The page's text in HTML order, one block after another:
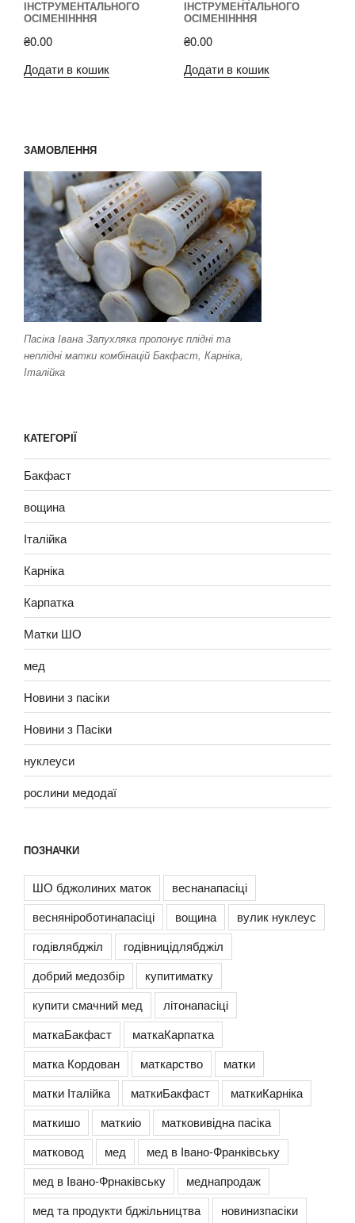
ІНСТРУМЕНТАЛЬНОГО
ОСІМЕНІНННЯ
₴0.00
Додати в кошик
ІНСТРУМЕНТАЛЬНОГО
ОСІМЕНІНННЯ
₴0.00
Додати в кошик
ЗАМОВЛЕННЯ
Пасіка Івана Запухляка пропонує плідні та
неплідні матки комбінацій Бакфаст, Карніка,
Італійка
КАТЕГОРІЇ
Бакфаст
вощина
Італійка
Карніка
Карпатка
Матки ШО
мед
Новини з пасіки
Новини з Пасіки
нуклеуси
рослини медодаї
ПОЗНАЧКИ
ШО бджолиних маток
веснанапасіці
весняніроботинапасіці
вощина
вулик нуклеус
годівлябджіл
годівницідлябджіл
добрий медозбір
купитиматку
купити смачний мед
літонапасіці
маткаБакфаст
маткаКарпатка
матка Кордован
маткарство
матки
матки Італійка
маткиБакфаст
маткиКарніка
маткишо
маткиіо
матковивідна пасіка
матковод
мед
мед в Івано-Франківську
мед в Івано-Фрнаківську
меднапродаж
мед та продукти бджільництва
новинизпасіки